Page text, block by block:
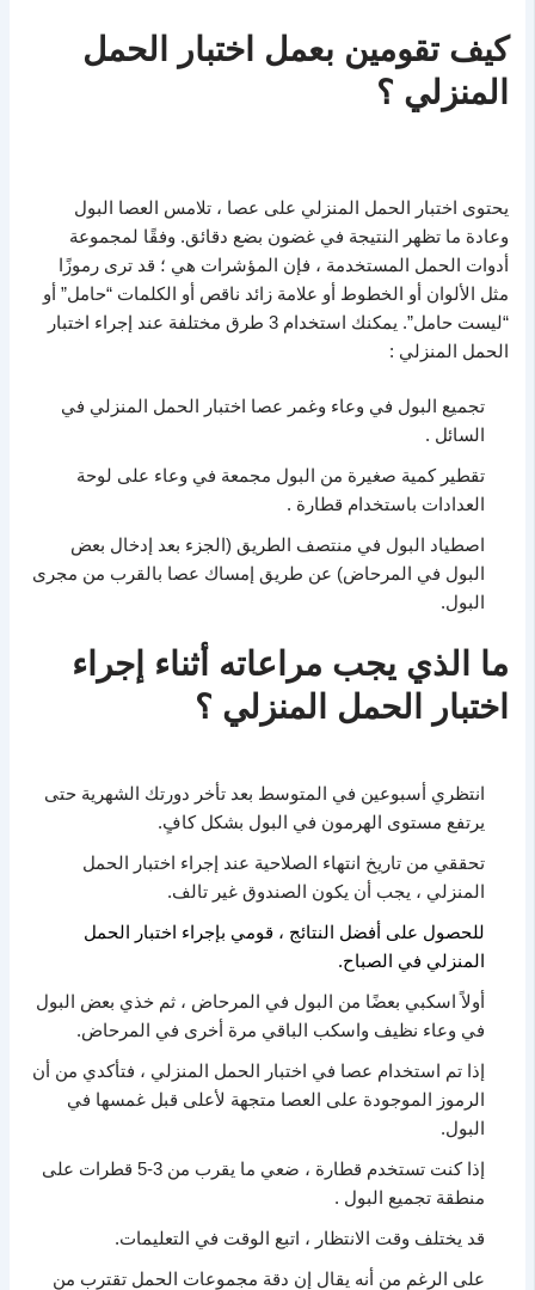
كيف تقومين بعمل اختبار الحمل
المنزلي ؟
يحتوى اختبار الحمل المنزلي على عصا ، تلامس العصا البول
وعادة ما تظهر النتيجة في غضون بضع دقائق. وفقًا لمجموعة
أدوات الحمل المستخدمة ، فإن المؤشرات هي ؛ قد ترى رموزًا
مثل الألوان أو الخطوط أو علامة زائد ناقص أو الكلمات “حامل” أو
“ليست حامل”. يمكنك استخدام 3 طرق مختلفة عند إجراء اختبار
الحمل المنزلي :
تجميع البول في وعاء وغمر عصا اختبار الحمل المنزلي في
السائل .
تقطير كمية صغيرة من البول مجمعة في وعاء على لوحة
العدادات باستخدام قطارة .
اصطياد البول في منتصف الطريق (الجزء بعد إدخال بعض
البول في المرحاض) عن طريق إمساك عصا بالقرب من مجرى
البول.
ما الذي يجب مراعاته أثناء إجراء
اختبار الحمل المنزلي ؟
انتظري أسبوعين في المتوسط ​​بعد تأخر دورتك الشهرية حتى
يرتفع مستوى الهرمون في البول بشكل كافٍ.
تحققي من تاريخ انتهاء الصلاحية عند إجراء اختبار الحمل
المنزلي ، يجب أن يكون الصندوق غير تالف.
للحصول على أفضل النتائج ، قومي بإجراء اختبار الحمل
المنزلي في الصباح.
أولاً اسكبي بعضًا من البول في المرحاض ، ثم خذي بعض البول
في وعاء نظيف واسكب الباقي مرة أخرى في المرحاض.
إذا تم استخدام عصا في اختبار الحمل المنزلي ، فتأكدي من أن
الرموز الموجودة على العصا متجهة لأعلى قبل غمسها في
البول.
إذا كنت تستخدم قطارة ، ضعي ما يقرب من 3-5 قطرات على
منطقة تجميع البول .
قد يختلف وقت الانتظار ، اتبع الوقت في التعليمات.
على الرغم من أنه يقال إن دقة مجموعات الحمل تقترب من